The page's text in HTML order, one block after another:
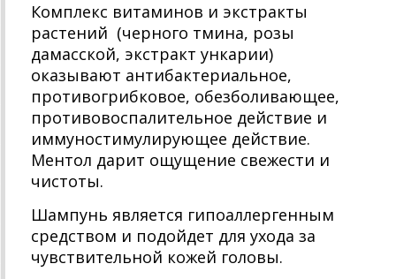
Комплекс витаминов и экстракты
растений (черного тмина, розы
дамасской, экстракт ункарии)
оказывают антибактериальное,
противогрибковое, обезболивающее,
противовоспалительное действие и
иммуностимулирующее действие.
Ментол дарит ощущение свежести и
чистоты.
Шампунь является гипоаллергенным
средством и подойдет для ухода за
чувствительной кожей головы.